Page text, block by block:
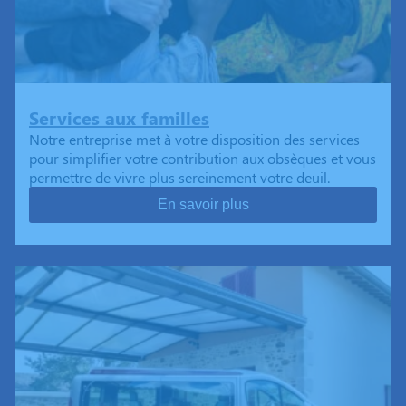
Services aux familles
Notre entreprise met à votre disposition des services
pour simplifier votre contribution aux obsèques et vous
permettre de vivre plus sereinement votre deuil.
En savoir plus